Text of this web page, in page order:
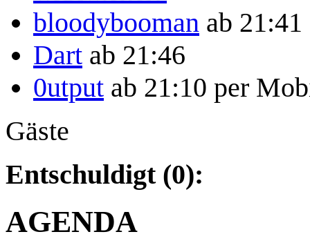
bloodybooman ab 21:41
Dart ab 21:46
0utput ab 21:10 per
Gäste
Entschuldigt (0):
AGENDA